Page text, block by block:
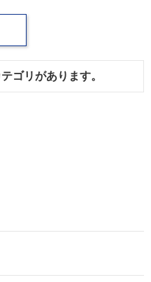
ゴリがあります。